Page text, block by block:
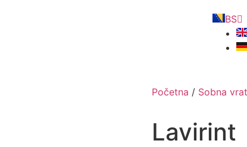
BS
Početna / Sobna
Lavirint